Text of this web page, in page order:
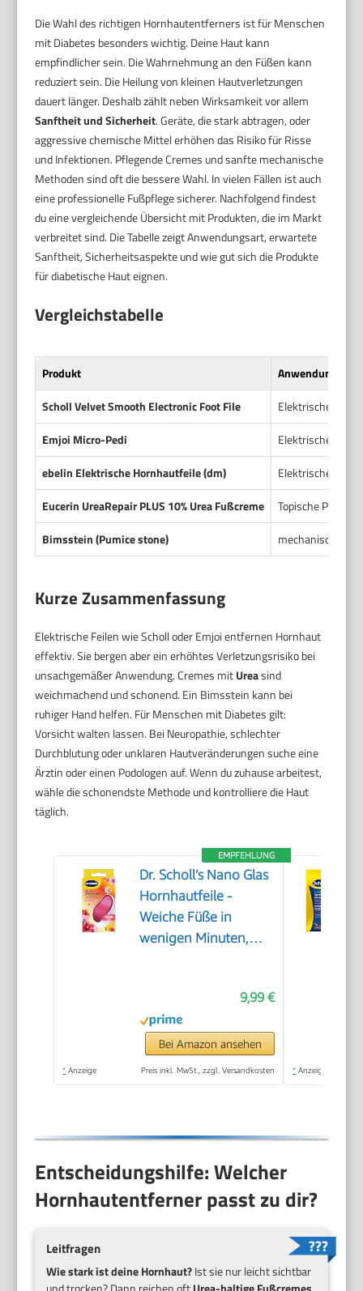
Die Wahl des richtigen Hornhautentferners ist für Menschen
mit Diabetes besonders wichtig. Deine Haut kann
empfindlicher sein. Die Wahrnehmung an den Füßen kann
reduziert sein. Die Heilung von kleinen Hautverletzungen
dauert länger. Deshalb zählt neben Wirksamkeit vor allem
Sanftheit und Sicherheit. Geräte, die stark abtragen, oder
aggressive chemische Mittel erhöhen das Risiko für Risse
und Infektionen. Pflegende Cremes und sanfte mechanische
Methoden sind oft die bessere Wahl. In vielen Fällen ist auch
eine professionelle Fußpflege sicherer. Nachfolgend findest
du eine vergleichende Übersicht mit Produkten, die im Markt
verbreitet sind. Die Tabelle zeigt Anwendungsart, erwartete
Sanftheit, Sicherheitsaspekte und wie gut sich die Produkte
für diabetische Haut eignen.
Vergleichstabelle
Produkt
Anwendungsart
Scholl Velvet Smooth Electronic Foot File
Elektrische
Emjoi Micro-Pedi
Elektrische
ebelin Elektrische Hornhautfeile (dm)
Elektrische Feile
Eucerin UreaRepair PLUS 10% Urea Fußcreme
Topische
Bimsstein (Pumice stone)
mechanische
Kurze Zusammenfassung
Elektrische Feilen wie Scholl oder Emjoi entfernen Hornhaut
effektiv. Sie bergen aber ein erhöhtes Verletzungsrisiko bei
unsachgemäßer Anwendung. Cremes mitUreasind
weichmachend und schonend. Ein Bimsstein kann bei
ruhiger Hand helfen. Für Menschen mit Diabetes gilt:
Vorsicht walten lassen. Bei Neuropathie, schlechter
Durchblutung oder unklaren Hautveränderungen suche eine
Ärztin oder einen Podologen auf. Wenn du zuhause arbeitest,
wähle die schonendste Methode und kontrolliere die Haut
täglich.
EMPFEHLUNG
Dr. Scholl’s Nano Glas
Hornhautfeile -
Weiche Füße in
wenigen Minuten,
Pediküre, Geeignet für
Nasse oder Trockene
Füße, Hornhaut
Entfernen Fuß,
9,99 €
Bei Amazon ansehen
* Anzeige Preis inkl. MwSt., zzgl. Versandkosten * Anzeige
Entscheidungshilfe: Welcher
Hornhautentferner passt zu dir?
Leitfragen
Wie stark ist deine Hornhaut?Ist sie nur leicht sichtbar